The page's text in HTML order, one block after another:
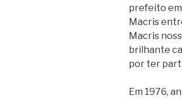
prefeito em
Macris
Macris
brilhante
por ter
Em 1976,